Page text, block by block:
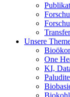
Unsere
One
KI,